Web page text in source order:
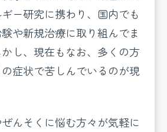
ー研究に携わり、国内でも
や新規治療に取り組んでま
し、現在もなお、多くの方
症状で苦しんでいるのが現
んそくに悩む方々が気軽に